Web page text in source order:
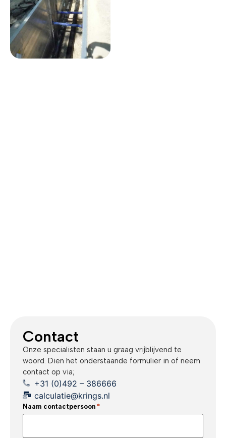
Contact
Onze specialisten staan u graag vrijblijvend te
woord. Dien het onderstaande formulier in of neem
contact op via;
+31 (0)492 – 386666
calculatie@krings.nl
Naam contactpersoon *